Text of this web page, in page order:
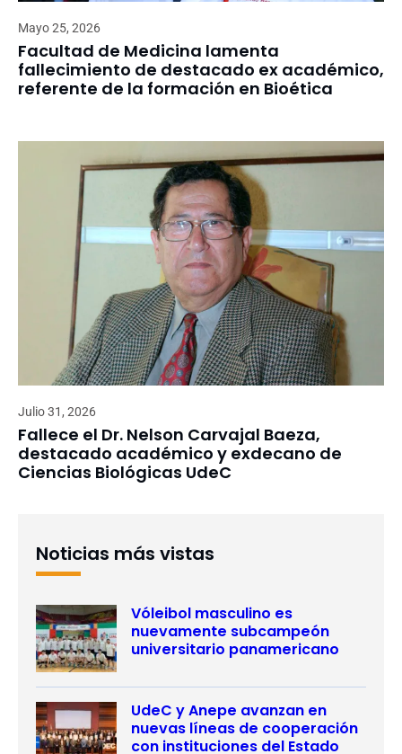
Mayo 25, 2026
Facultad de Medicina lamenta
fallecimiento de destacado ex académico,
referente de la formación en Bioética
Julio 31, 2026
Fallece el Dr. Nelson Carvajal Baeza,
destacado académico y exdecano de
Ciencias Biológicas UdeC
Noticias más vistas
Vóleibol masculino es
nuevamente subcampeón
universitario panamericano
UdeC y Anepe avanzan en
nuevas líneas de cooperación
con instituciones del Estado